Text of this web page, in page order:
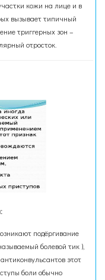
кожи на лице и в
вызывает типичный
триггерных зон –
отросток.
подёргивание
болевой тик ),
этот
боли обычно